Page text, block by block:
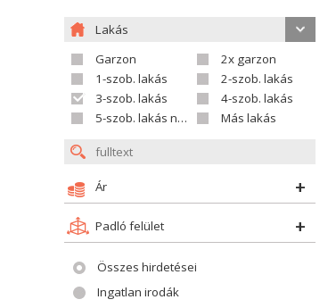
Lakás
Garzon
2x garzon
1-szob. lakás
2-szob. lakás
3-szob. lakás
4-szob. lakás
5-szob. lakás nagyobb
Más lakás
Ár
Padló felület
Összes hirdetései
Ingatlan irodák